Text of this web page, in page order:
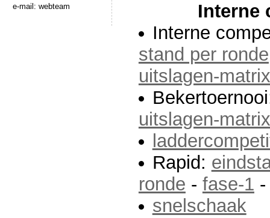
e-mail: webteam
Interne
Interne
stand per ronde
uitslagen-matrix
uitslagen-matrix
Rapid:
ronde - fase-1
snelschaak